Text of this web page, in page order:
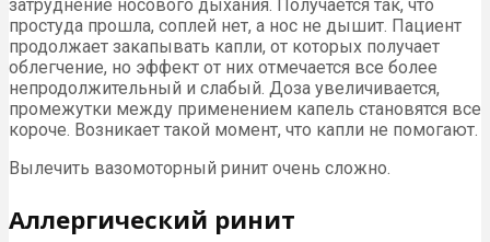
затруднение носового дыхания. Получается так, что
простуда прошла, соплей нет, а нос не дышит. Пациент
продолжает закапывать капли, от которых получает
облегчение, но эффект от них отмечается все более
непродолжительный и слабый. Доза увеличивается,
промежутки между применением капель становятся все
короче. Возникает такой момент, что капли не помогают.
Вылечить вазомоторный ринит очень сложно.
Аллергический ринит